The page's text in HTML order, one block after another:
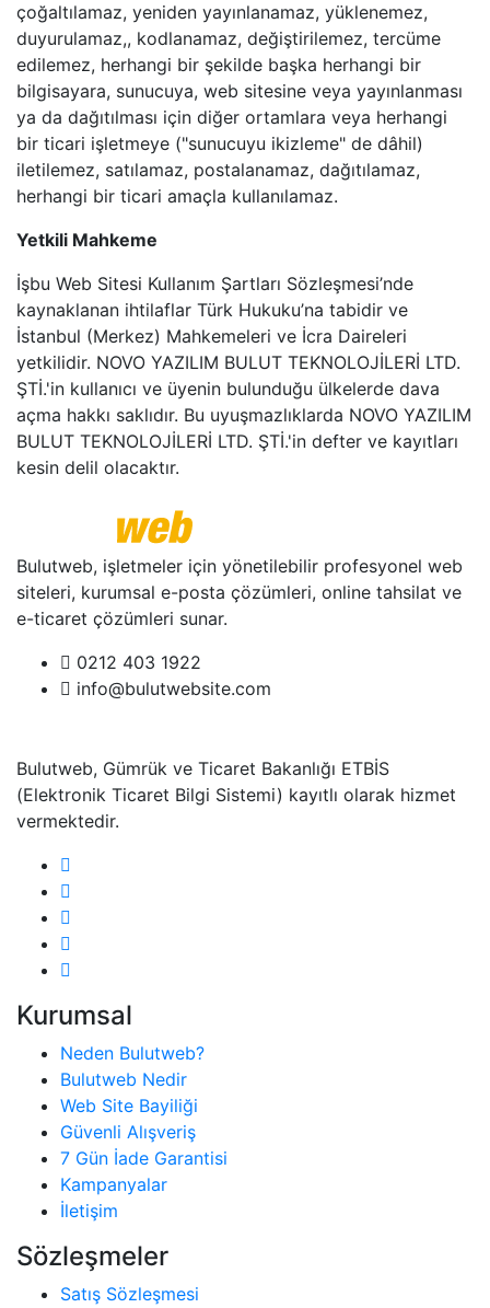
çoğaltılamaz, yeniden yayınlanamaz, yüklenemez,
duyurulamaz,, kodlanamaz, değiştirilemez, tercüme
edilemez, herhangi bir şekilde başka herhangi bir
bilgisayara, sunucuya, web sitesine veya yayınlanması
ya da dağıtılması için diğer ortamlara veya herhangi
bir ticari işletmeye ("sunucuyu ikizleme" de dâhil)
iletilemez, satılamaz, postalanamaz, dağıtılamaz,
herhangi bir ticari amaçla kullanılamaz.
Yetkili Mahkeme
İşbu Web Sitesi Kullanım Şartları Sözleşmesi’nde
kaynaklanan ihtilaflar Türk Hukuku’na tabidir ve
İstanbul (Merkez) Mahkemeleri ve İcra Daireleri
yetkilidir. NOVO YAZILIM BULUT TEKNOLOJİLERİ LTD.
ŞTİ.'in kullanıcı ve üyenin bulunduğu ülkelerde dava
açma hakkı saklıdır. Bu uyuşmazlıklarda NOVO YAZILIM
BULUT TEKNOLOJİLERİ LTD. ŞTİ.'in defter ve kayıtları
kesin delil olacaktır.
Bulutweb, işletmeler için yönetilebilir profesyonel web
siteleri, kurumsal e-posta çözümleri, online tahsilat ve
e-ticaret çözümleri sunar.
0212 403 1922
info@bulutwebsite.com
Bulutweb, Gümrük ve Ticaret Bakanlığı ETBİS
(Elektronik Ticaret Bilgi Sistemi) kayıtlı olarak hizmet
vermektedir.
Kurumsal
Neden Bulutweb?
Bulutweb Nedir
Web Site Bayiliği
Güvenli Alışveriş
7 Gün İade Garantisi
Kampanyalar
İletişim
Sözleşmeler
Satış Sözleşmesi